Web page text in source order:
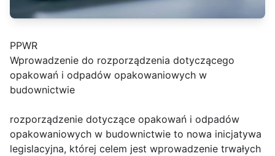
PPWR
Wprowadzenie do rozporządzenia dotyczącego
opakowań i odpadów opakowaniowych w
budownictwie
rozporządzenie dotyczące opakowań i odpadów
opakowaniowych w budownictwie to nowa inicjatywa
legislacyjna, której celem jest wprowadzenie trwałych